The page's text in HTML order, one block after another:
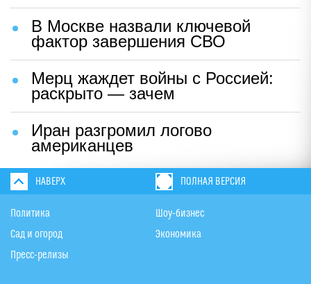
В Москве назвали ключевой
фактор завершения СВО
Мерц жаждет войны с Россией:
раскрыто — зачем
Иран разгромил логово
американцев
НАВЕРХ ПОЛНАЯ ВЕРСИЯ
Политика
Сад и огород
Пресс-релизы
Шоу-бизнес
Экономика